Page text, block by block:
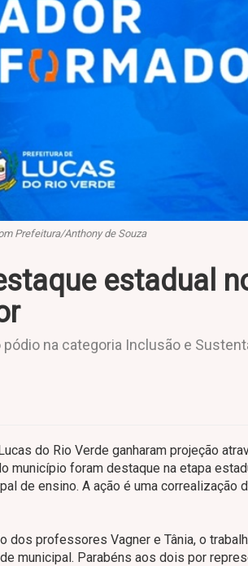
Prefeitura/Anthony de Souza
estadual
na categoria Inclusão e
do Rio Verde ganharam projeção
município foram destaque na etapa
de ensino. A ação é uma correalização
dos professores Vagner e Tânia, o
municipal. Parabéns aos dois por